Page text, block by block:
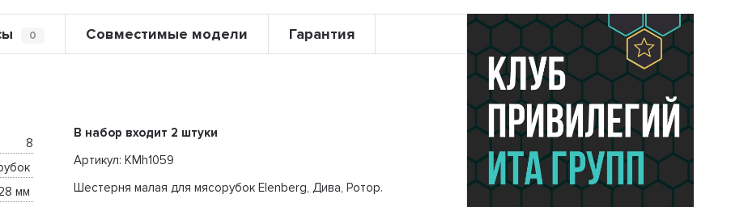
0 Совместимые модели Гарантия
В набор входит 2 штуки
Артикул: KMh1059
Шестерня малая для мясорубок Elenberg, Дива, Ротор.
8
мм